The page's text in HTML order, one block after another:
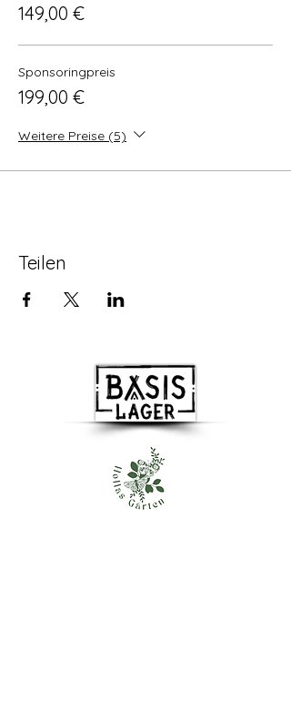
149,00 €
Sponsoringpreis
199,00 €
Weitere Preise (5)
Teilen